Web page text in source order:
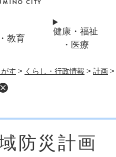
教育
健康・福祉
・医療
す > くらし・行政情報 > 計画 >
防災計画